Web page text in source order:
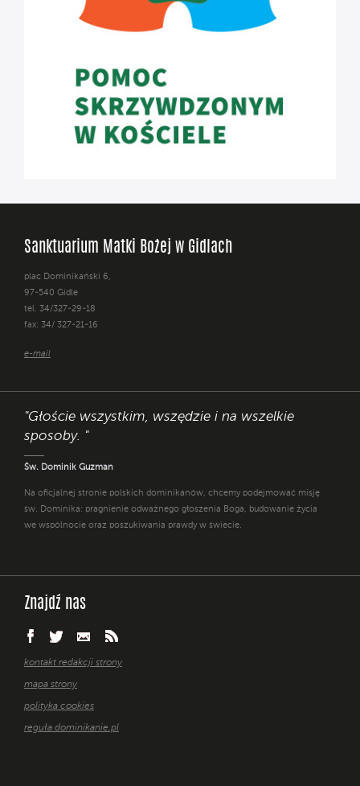
Sanktuarium Matki Bożej w Gidlach
plac Dominikański 6,
97-540 Gidle
tel. 34/327-29-18
fax: 34/ 327-21-16
e-mail
"Głoście wszystkim, wszędzie i na wszelkie
sposoby. "
Św. Dominik Guzman
Na oficjalnej stronie polskich dominikanów, chcemy podejmować misję
św. Dominika: pragnienie odważnego głoszenia Boga, budowanie życia
we wspólnocie oraz poszukiwania prawdy w świecie.
Znajdź nas
kontakt redakcji strony
mapa strony
polityka cookies
reguła dominikanie.pl